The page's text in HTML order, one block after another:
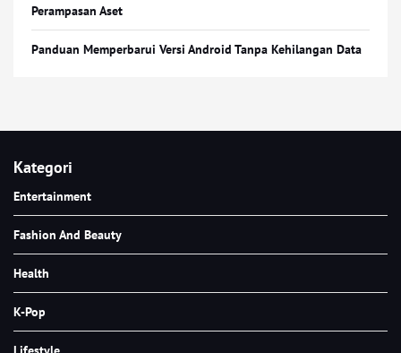
Perampasan Aset
Panduan Memperbarui Versi Android Tanpa Kehilangan Data
Kategori
Entertainment
Fashion And Beauty
Health
K-Pop